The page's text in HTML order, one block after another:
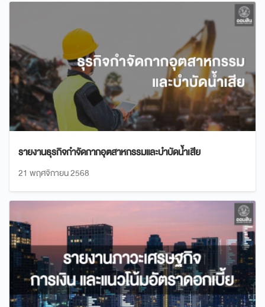
รายงานธุรกิจกำจัดกากอุตสาหกรรมและบำบัดน้ำเสีย
21 พฤศจิกายน 2568